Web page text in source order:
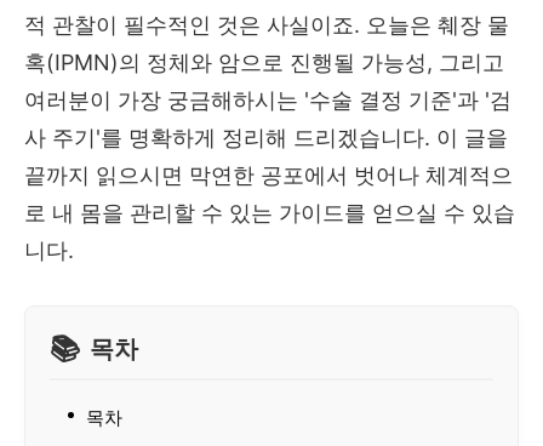
적 관찰이 필수적인 것은 사실이죠. 오늘은 췌장 물
혹(IPMN)의 정체와 암으로 진행될 가능성, 그리고
여러분이 가장 궁금해하시는 '수술 결정 기준'과 '검
사 주기'를 명확하게 정리해 드리겠습니다. 이 글을
끝까지 읽으시면 막연한 공포에서 벗어나 체계적으
로 내 몸을 관리할 수 있는 가이드를 얻으실 수 있습
니다.
목차
목차